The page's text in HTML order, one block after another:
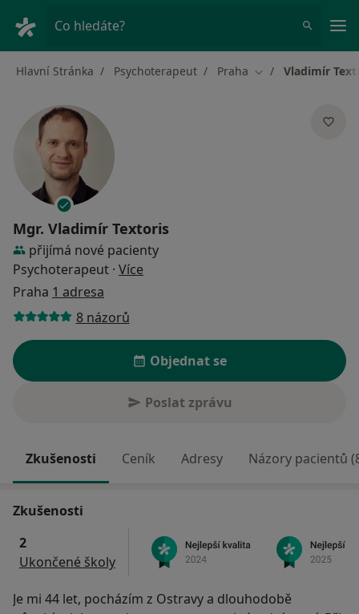
Co hledáte?
Hlavní Stránka Psychoterapeut Praha Změna města
Vladimír
Mgr. Vladimír Textoris
přijímá nové pacienty
Psychoterapeut · Více
Praha 1 adresa
8 názorů
Objednat se
Poslat zprávu
Zkušenosti Ceník Adresy Názory pacientů
Zkušenosti
2
Ukončené školy
Je mi 44 let, pocházím z Ostravy a dlouhodobě